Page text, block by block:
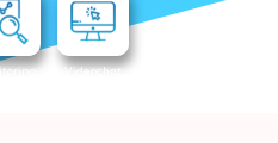
Videochat